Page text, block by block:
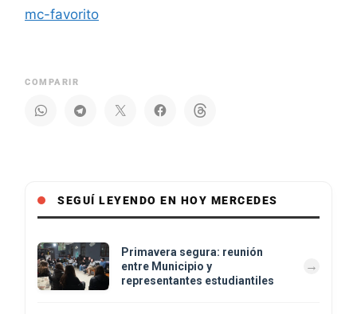
mc-favorito
COMPARIR
SEGUÍ LEYENDO EN HOY MERCEDES
Primavera segura: reunión
entre Municipio y
representantes estudiantiles